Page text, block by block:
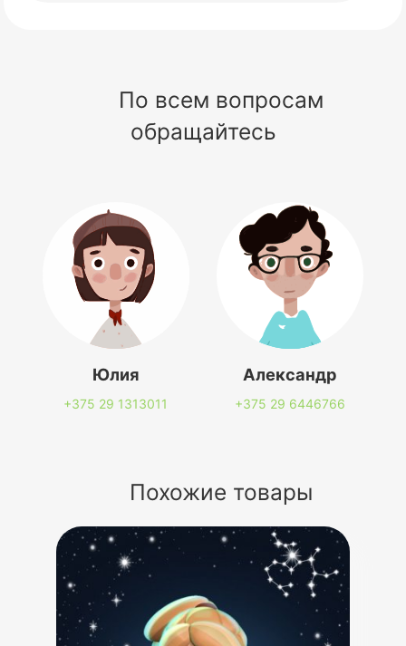
По всем вопросам
обращайтесь
Юлия
+375 29 1313011
Александр
+375 29 6446766
Похожие товары